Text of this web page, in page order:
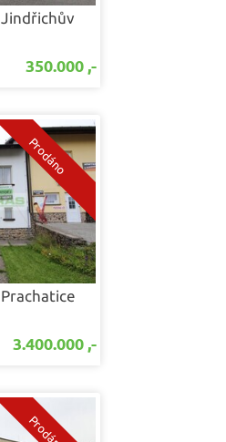
Jindřichův
350.000 ,-
Prachatice
3.400.000 ,-